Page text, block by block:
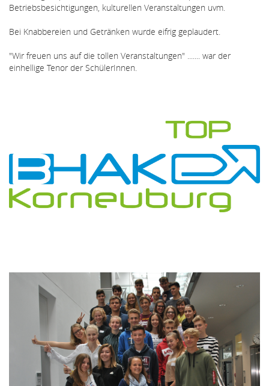
Betriebsbesichtigungen, kulturellen Veranstaltungen uvm.
Bei Knabbereien und Getränken wurde eifrig geplaudert.
"Wir freuen uns auf die tollen Veranstaltungen" ....... war der
einhellige Tenor der SchülerInnen.
Bildergallerie